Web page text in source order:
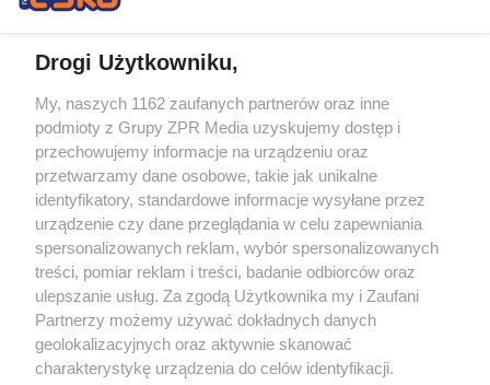
Żaden utwór zamieszczony w serwisie nie może być powielany i
rozpowszechniany lub dalej rozpowszechniany w jakikolwiek sposób (w
tym także elektroniczny lub mechaniczny) na jakimkolwiek polu
eksploatacji w jakiejkolwiek formie, włącznie z umieszczaniem w Internecie
bez pisemnej zgody właściciela praw. Jakiekolwiek użycie lub
wykorzystanie utworów w całości lub w części z naruszeniem prawa, tzn.
bez właściwej zgody, jest zabronione pod groźbą kary i może być ścigane
prawnie.
Drogi Użytkowniku,
My, naszych 1162 zaufanych partnerów oraz inne
podmioty z Grupy ZPR Media uzyskujemy dostęp i
przechowujemy informacje na urządzeniu oraz
przetwarzamy dane osobowe, takie jak unikalne
identyfikatory, standardowe informacje wysyłane przez
urządzenie czy dane przeglądania w celu zapewniania
spersonalizowanych reklam, wybór spersonalizowanych
treści, pomiar reklam i treści, badanie odbiorców oraz
ulepszanie usług. Za zgodą Użytkownika my i Zaufani
Partnerzy możemy używać dokładnych danych
geolokalizacyjnych oraz aktywnie skanować
charakterystykę urządzenia do celów identyfikacji.